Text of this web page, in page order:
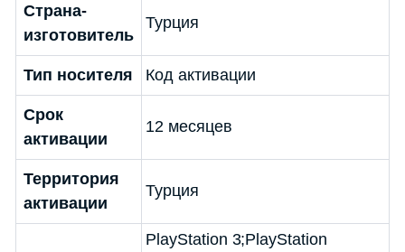
Страна-
изготовитель
Турция
Тип носителя Код активации
Срок
активации
12 месяцев
Территория
активации
Турция
PlayStation 3;PlayStation